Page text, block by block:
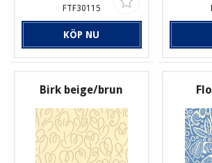
FTF30115
KÖP NU
Birk beige/brun